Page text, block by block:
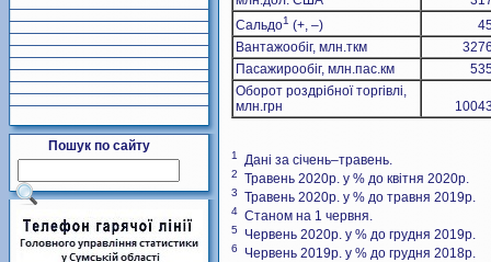
Пошук по сайту
Сальдо1 (+, –)
Вантажообіг, млн.ткм
Пасажирообіг, млн.пас.км
Оборот роздрібної торгівлі,
млн.грн
1 Дані за січень–травень.
2 Травень 2020р. у % до квітня 2020р.
3 Травень 2020р. у % до травня 2019р.
4 Станом на 1 червня.
5 Червень 2020р. у % до грудня 2019р.
6 Червень 2019р. у % до грудня 2018р.